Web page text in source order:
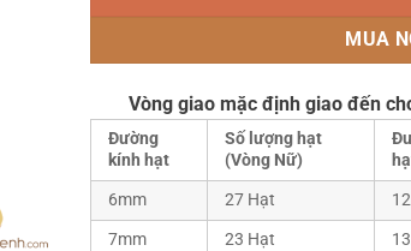
MUA
Vòng giao mặc định giao đến
Đường
kính hạt
Số lượng hạt
(Vòng Nữ)
6mm
27 Hạt
7mm
23 Hạt